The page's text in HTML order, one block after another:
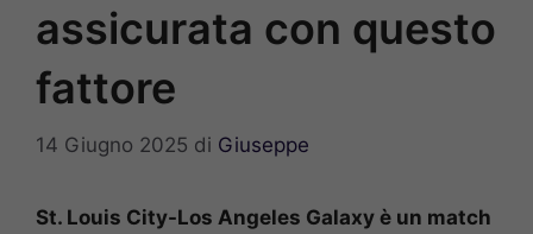
assicurata con questo
fattore
14 Giugno 2025 di Giuseppe
St. Louis City-Los Angeles Galaxy è un match